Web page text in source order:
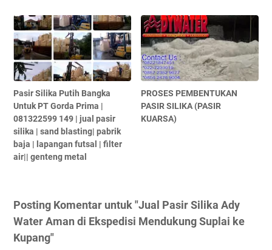
Pasir Silika Putih Bangka
Untuk PT Gorda Prima |
081322599 149 | jual pasir
silika | sand blasting| pabrik
baja | lapangan futsal | filter
air|| genteng metal
PROSES PEMBENTUKAN
PASIR SILIKA (PASIR
KUARSA)
Posting Komentar untuk "Jual Pasir Silika Ady
Water Aman di Ekspedisi Mendukung Suplai ke
Kupang"